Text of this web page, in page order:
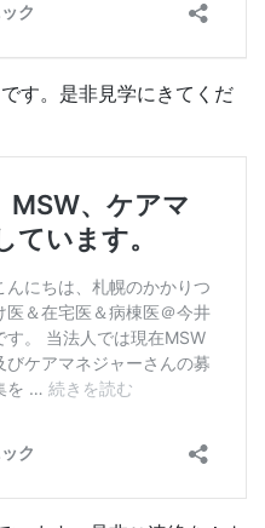
す。是非見学にきてくだ